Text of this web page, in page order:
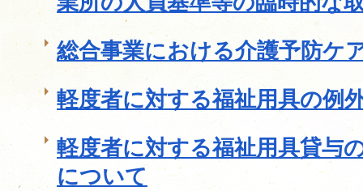
総合事業における介護予防ケ
軽度者に対する福祉用具の例
軽度者に対する福祉用具貸与
について